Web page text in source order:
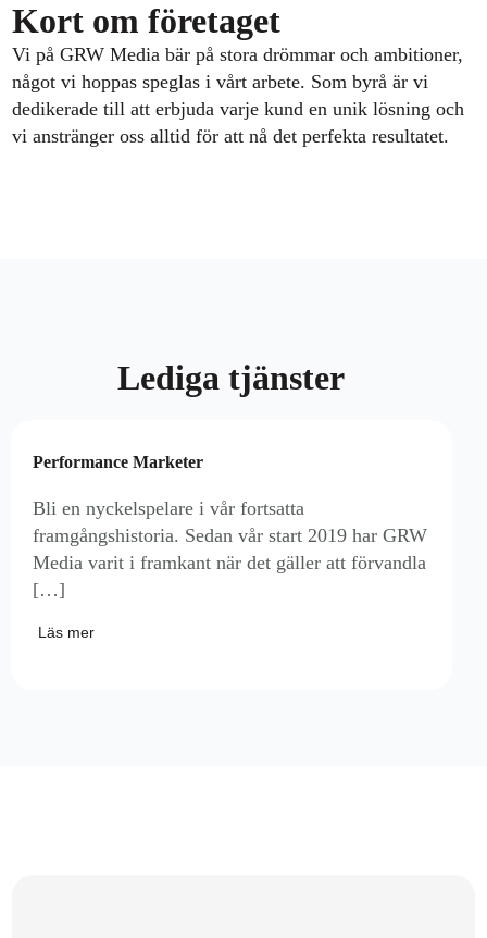
Kort om företaget
Vi på GRW Media bär på stora drömmar och ambitioner,
något vi hoppas speglas i vårt arbete. Som byrå är vi
dedikerade till att erbjuda varje kund en unik lösning och
vi anstränger oss alltid för att nå det perfekta resultatet.
Lediga tjänster
Performance Marketer
Bli en nyckelspelare i vår fortsatta
framgångshistoria. Sedan vår start 2019 har GRW
Media varit i framkant när det gäller att förvandla
[…]
Läs mer